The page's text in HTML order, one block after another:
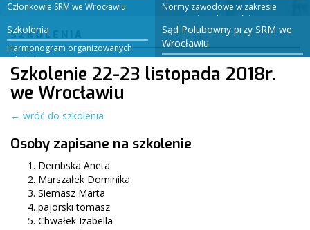
Członkowie SRM we Wrocławiu
Normy zawodowe w zakresie
wyceny nieruchomości
Szkolenia
Harmonogram organizowanych
szkoleń
Sąd Polubowny przy SRM we
Wrocławiu
SZKOLENIA
Szkolenie 22-23 listopada 2018r.
we Wrocławiu
← wróć do szkolenia
Osoby zapisane na szkolenie
Dembska Aneta
Marszałek Dominika
Siemasz Marta
pajorski tomasz
Chwałek Izabella